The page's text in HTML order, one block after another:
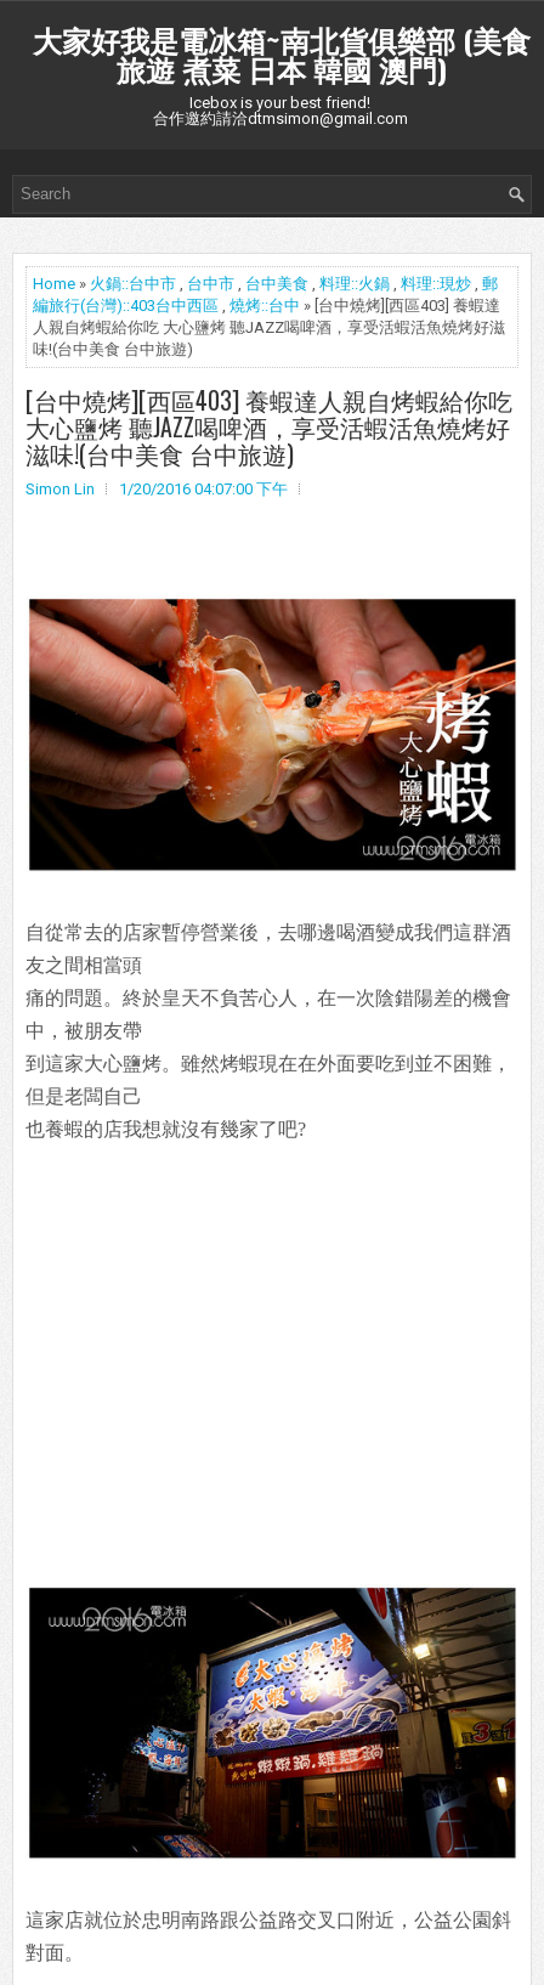
大家好我是電冰箱~南北貨俱樂部 (美食
旅遊 煮菜 日本 韓國 澳門)
Icebox is your best friend!
合作邀約請洽dtmsimon@gmail.com
Home » 火鍋::台中市 , 台中市 , 台中美食 , 料理::火鍋 , 料理::現炒 , 郵
編旅行(台灣)::403台中西區 , 燒烤::台中 » [台中燒烤][西區403] 養蝦達
人親自烤蝦給你吃 大心鹽烤 聽JAZZ喝啤酒，享受活蝦活魚燒烤好滋
味!(台中美食 台中旅遊)
[台中燒烤][西區403] 養蝦達人親自烤蝦給你吃
大心鹽烤 聽JAZZ喝啤酒，享受活蝦活魚燒烤好
滋味!(台中美食 台中旅遊)
Simon Lin 1/20/2016 04:07:00 下午
自從常去的店家暫停營業後，去哪邊喝酒變成我們這群酒
友之間相當頭
痛的問題。終於皇天不負苦心人，在一次陰錯陽差的機會
中，被朋友帶
到這家大心鹽烤。雖然烤蝦現在在外面要吃到並不困難，
但是老闆自己
也養蝦的店我想就沒有幾家了吧?
這家店就位於忠明南路跟公益路交叉口附近，公益公園斜
對面。